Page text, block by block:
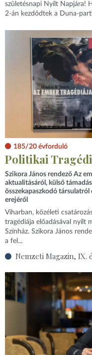
születésnapi Nyílt Napjára!
2-án kezdődtek a Duna-
185/20 évforduló
Politikai
Szikora János rendező Az
aktualitásáról, külső
összekapaszkodó
erejéről
Viharban, közéleti
tragédiája előadásával nyílt
Színház. Szikora János
a fel...
Nemzeti Magazin, IX.